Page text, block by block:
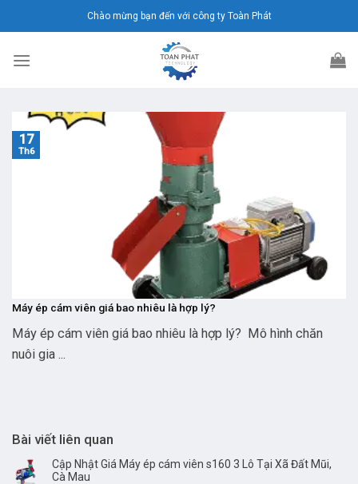
đến
dung
Chào mừng bạn đến với công ty Toàn Phát
Máy ép cám viên giá bao nhiêu là hợp lý?
Máy ép cám viên giá bao nhiêu là hợp lý? Mô hình chăn
nuôi gia ...
17
Th6
Bài viết liên quan
Cập Nhật Giá Máy ép cám viên s160 3 Lô Tại Xã Đất Mũi,
Cà Mau